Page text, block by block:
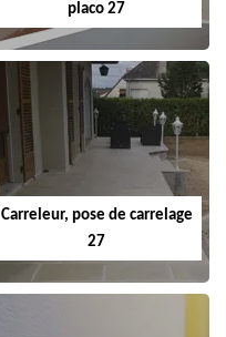
placo 27
Carreleur, pose de carrelage
27